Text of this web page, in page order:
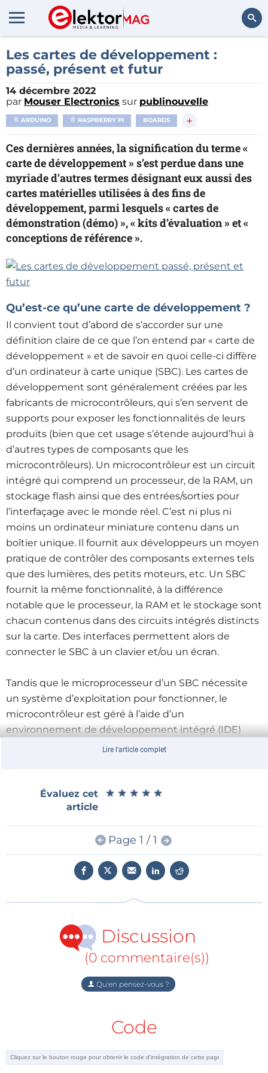
Rechercher
Les cartes de développement :
passé, présent et futur
14 décembre 2022
par Mouser Electronics sur publinouvelle
ARDUINO RASPBERRY PI BOARDS
+
Ces dernières années, la signification du terme «
carte de développement » s’est perdue dans une
myriade d’autres termes désignant eux aussi des
cartes matérielles utilisées à des fins de
développement, parmi lesquels « cartes de
démonstration (démo) », « kits d’évaluation » et «
conceptions de référence ».
Qu’est-ce qu’une carte de développement ?
Il convient tout d’abord de s’accorder sur une
définition claire de ce que l’on entend par « carte de
développement » et de savoir en quoi celle-ci diffère
d’un ordinateur à carte unique (SBC). Les cartes de
développement sont généralement créées par les
fabricants de microcontrôleurs, qui s’en servent de
supports pour exposer les fonctionnalités de leurs
produits (bien que cet usage s’étende aujourd’hui à
d’autres types de composants que les
microcontrôleurs). Un microcontrôleur est un circuit
intégré qui comprend un processeur, de la RAM, un
stockage flash ainsi que des entrées/sorties pour
l’interfaçage avec le monde réel. C’est ni plus ni
moins un ordinateur miniature contenu dans un
boîtier unique. Il fournit aux développeurs un moyen
pratique de contrôler des composants externes tels
que des lumières, des petits moteurs, etc. Un SBC
fournit la même fonctionnalité, à la différence
notable que le processeur, la RAM et le stockage sont
chacun contenus dans des circuits intégrés distincts
sur la carte. Des interfaces permettent alors de
connecter le SBC à un clavier et/ou un écran.
Tandis que le microprocesseur d’un SBC nécessite
un système d’exploitation pour fonctionner, le
microcontrôleur est géré à l’aide d’un
environnement de développement intégré (IDE)
fourni par le fabricant. Il est de plus en plus fréquent
de démonstration à un microcontrôleur, mais pour
présenter les caractéristiques de capteurs ou
d’autres circuits intégrés auxquels le microcontrôleur
s’interface. Ce sont ces cartes que l’on appelle
couramment « cartes de démonstration », « kits
d’évaluation » ou – si elles ont été assemblées pour
tangible – « conceptions de référence ».
Certaines cartes n’ont pas pour principale vocation
de servir au développement de matériel, mais plutôt
de fournir un accès aux données « réelles » dont ont
besoin les développeurs de logiciels pour créer et
affiner les algorithmes indispensables aux
correspondent donc pas tout à fait à la définition et à
mais ce terme s’emploie désormais pour désigner
Lire l'article complet
Évaluez cet
article
★ ★ ★ ★ ★
★ ★ ★ ★ ★
Page 1 / 1
Discussion
(0 commentaire(s))
Qu'en pensez-vous ?
Code